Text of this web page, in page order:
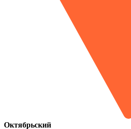
Октябрьский